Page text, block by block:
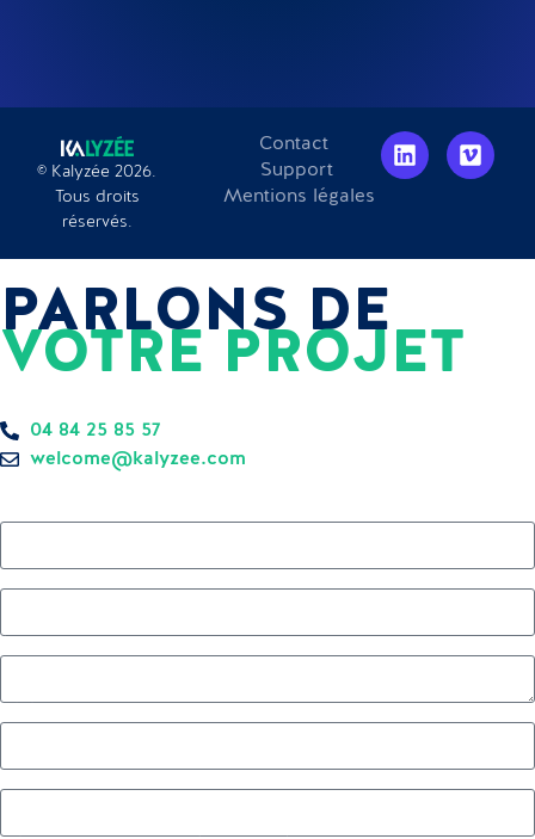
© Kalyzée 2026.
Tous droits
réservés.
Contact
Support
Mentions légales
PARLONS DE
VOTRE PROJET
04 84 25 85 57
welcome@kalyzee.com